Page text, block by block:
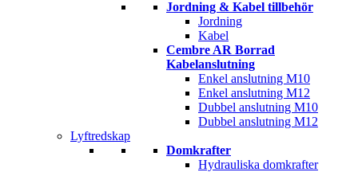
Jordning & Kabel tillbehör
Jordning
Kabel
Cembre AR Borrad
Kabelanslutning
Enkel anslutning M10
Enkel anslutning M12
Dubbel anslutning M10
Dubbel anslutning M12
Lyftredskap
Domkrafter
Hydrauliska domkrafter